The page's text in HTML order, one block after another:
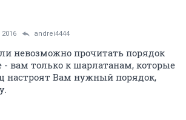
andrei4444
невозможно прочитать порядок
- вам только к шарлатанам, которые
настроят Вам нужный порядок,